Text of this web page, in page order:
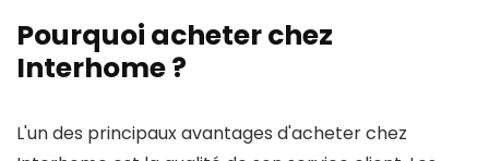
Pourquoi acheter chez
Interhome ?
L'un des principaux avantages d'acheter chez